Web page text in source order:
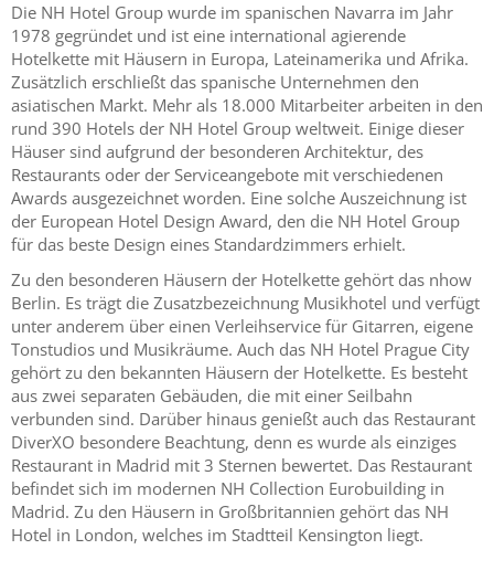
Die NH Hotel Group wurde im spanischen Navarra im Jahr
1978 gegründet und ist eine international agierende
Hotelkette mit Häusern in Europa, Lateinamerika und Afrika.
Zusätzlich erschließt das spanische Unternehmen den
asiatischen Markt. Mehr als 18.000 Mitarbeiter arbeiten in den
rund 390 Hotels der NH Hotel Group weltweit. Einige dieser
Häuser sind aufgrund der besonderen Architektur, des
Restaurants oder der Serviceangebote mit verschiedenen
Awards ausgezeichnet worden. Eine solche Auszeichnung ist
der European Hotel Design Award, den die NH Hotel Group
für das beste Design eines Standardzimmers erhielt.
Zu den besonderen Häusern der Hotelkette gehört das nhow
Berlin. Es trägt die Zusatzbezeichnung Musikhotel und verfügt
unter anderem über einen Verleihservice für Gitarren, eigene
Tonstudios und Musikräume. Auch das NH Hotel Prague City
gehört zu den bekannten Häusern der Hotelkette. Es besteht
aus zwei separaten Gebäuden, die mit einer Seilbahn
verbunden sind. Darüber hinaus genießt auch das Restaurant
DiverXO besondere Beachtung, denn es wurde als einziges
Restaurant in Madrid mit 3 Sternen bewertet. Das Restaurant
befindet sich im modernen NH Collection Eurobuilding in
Madrid. Zu den Häusern in Großbritannien gehört das NH
Hotel in London, welches im Stadtteil Kensington liegt.